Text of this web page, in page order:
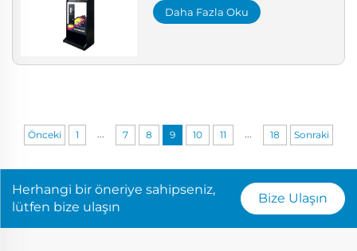
profesyonel oyun alanı iş
çözümü
Daha Fazla Oku
Önceki 1 ... 7 8 9 10 11 ... 18 Sonraki
Herhangi bir öneriye sahipseniz,
lütfen bize ulaşın
Bize Ulaşın